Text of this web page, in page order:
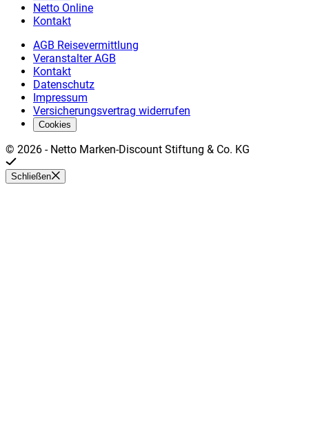
Netto Online
Kontakt
AGB Reisevermittlung
Veranstalter AGB
Kontakt
Datenschutz
Impressum
Versicherungsvertrag widerrufen
Cookies
© 2026 - Netto Marken-Discount Stiftung & Co. KG
Schließen